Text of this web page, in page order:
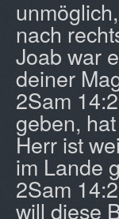
nach
Joab war
deiner
2Sam
geben,
Herr ist
im Lande
2Sam
will diese